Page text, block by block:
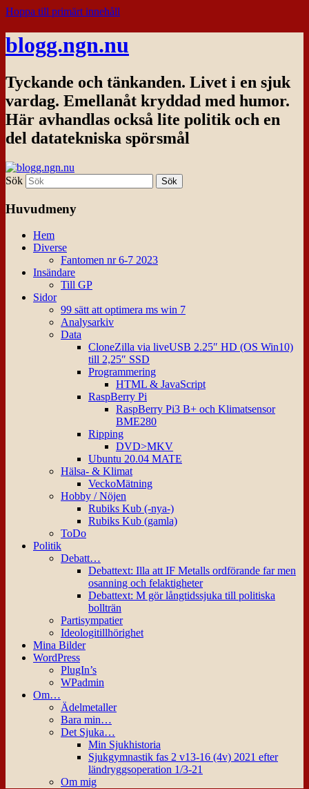
Hoppa till primärt innehåll
blogg.ngn.nu
Tyckande och tänkanden. Livet i en sjuk
vardag. Emellanåt kryddad med humor.
Här avhandlas också lite politik och en
del datatekniska spörsmål
Sök
Huvudmeny
Hem
Diverse
Fantomen nr 6-7 2023
Insändare
Till GP
Sidor
99 sätt att optimera ms win 7
Analysarkiv
Data
CloneZilla via liveUSB 2.25″ HD (OS Win10)
till 2,25″ SSD
Programmering
HTML & JavaScript
RaspBerry Pi
RaspBerry Pi3 B+ och Klimatsensor
BME280
Ripping
DVD>MKV
Ubuntu 20.04 MATE
Hälsa- & Klimat
VeckoMätning
Hobby / Nöjen
Rubiks Kub (-nya-)
Rubiks Kub (gamla)
ToDo
Politik
Debatt…
Debattext: Illa att IF Metalls ordförande far men
osanning och felaktigheter
Debattext: M gör långtidssjuka till politiska
bollträn
Partisympatier
Ideologitillhörighet
Mina Bilder
WordPress
PlugIn’s
WPadmin
Om…
Ädelmetaller
Bara min…
Det Sjuka…
Min Sjukhistoria
Sjukgymnastik fas 2 v13-16 (4v) 2021 efter
ländryggsoperation 1/3-21
Om mig